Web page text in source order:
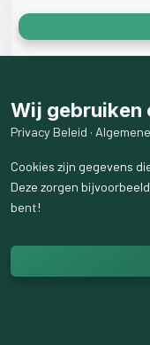
Wij gebruiken
Privacy Beleid ·
Cookies zijn gegevens
Deze zorgen
bent!